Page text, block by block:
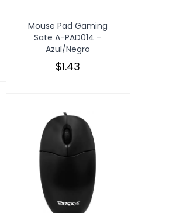
Mouse Pad Gaming
Sate A-PAD014 -
Azul/Negro
$1.43